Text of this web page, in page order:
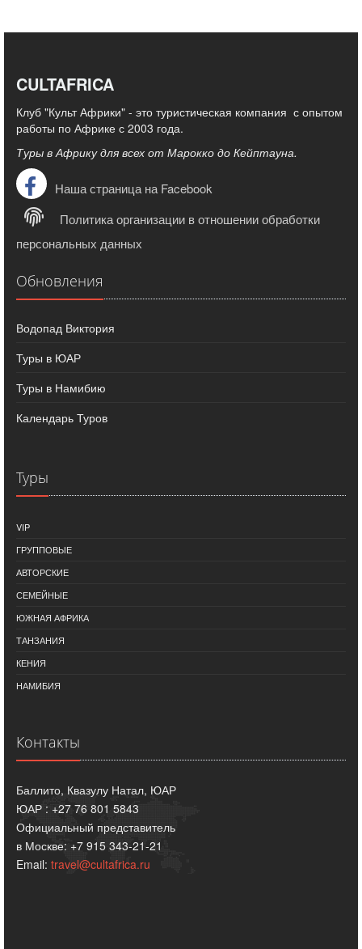
CULTAFRICA
Клуб "Культ Африки" - это туристическая компания с опытом
работы по Африке с 2003 года.
Туры в Африку для всех от Марокко до Кейптауна.
Наша страница на Facebook
Политика организации в отношении обработки
персональных данных
Обновления
Водопад Виктория
Туры в ЮАР
Туры в Намибию
Календарь Туров
Туры
VIP
ГРУППОВЫЕ
АВТОРСКИЕ
СЕМЕЙНЫЕ
ЮЖНАЯ АФРИКА
ТАНЗАНИЯ
КЕНИЯ
НАМИБИЯ
Контакты
Баллито, Квазулу Натал, ЮАР
ЮАР : +27 76 801 5843
Официальный представитель
в Москве: +7 915 343-21-21
Email: travel@cultafrica.ru